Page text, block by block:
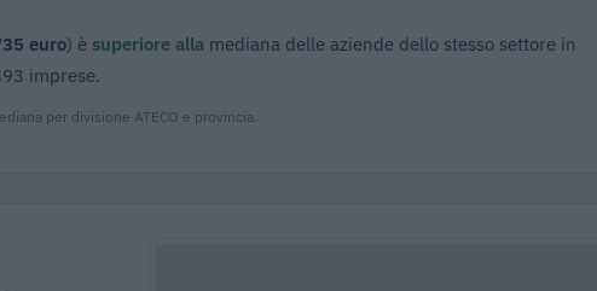
euro) è superiore alla mediana delle aziende dello stesso settore in
imprese.
per divisione ATECO e provincia.